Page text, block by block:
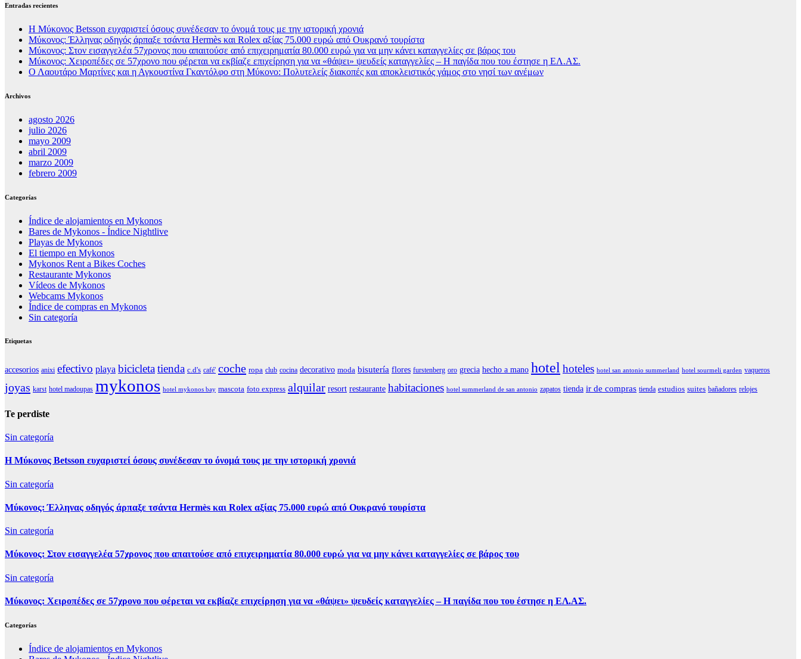
Entradas recientes
Η Μύκονος Betsson ευχαριστεί όσους συνέδεσαν το όνομά τους με την ιστορική χρονιά
Μύκονος: Έλληνας οδηγός άρπαξε τσάντα Hermès και Rolex αξίας 75.000 ευρώ από Ουκρανό τουρίστα
Μύκονος: Στον εισαγγελέα 57χρονος που απαιτούσε από επιχειρηματία 80.000 ευρώ για να μην κάνει καταγγελίες σε βάρος του
Μύκονος: Χειροπέδες σε 57χρονο που φέρεται να εκβίαζε επιχείρηση για να «θάψει» ψευδείς καταγγελίες – Η παγίδα που του έστησε η ΕΛ.ΑΣ.
Ο Λαουτάρο Μαρτίνες και η Αγκουστίνα Γκαντόλφο στη Μύκονο: Πολυτελείς διακοπές και αποκλειστικός γάμος στο νησί των ανέμων
Archivos
agosto 2026
julio 2026
mayo 2009
abril 2009
marzo 2009
febrero 2009
Categorías
Índice de alojamientos en Mykonos
Bares de Mykonos - Índice Nightlive
Playas de Mykonos
El tiempo en Mykonos
Mykonos Rent a Bikes Coches
Restaurante Mykonos
Vídeos de Mykonos
Webcams Mykonos
Índice de compras en Mykonos
Sin categoría
Etiquetas
accesorios anixi efectivo playa bicicletatienda c.d's café' coche ropa club cocina decorativo moda bisutería flores furstenberg oro grecia hecho a mano hotelhoteles hotel san antonio summerland hotel sourmeli garden vaqueros
joyas karst hotel madoupas mykonos hotel mykonos bay mascota foto express alquilar resort restaurante habitaciones hotel summerland de san antonio zapatos tienda ir de compras tienda estudios suites bañadores relojes
Te perdiste
Sin categoría
Η Μύκονος Betsson ευχαριστεί όσους συνέδεσαν το όνομά τους με την ιστορική χρονιά
Sin categoría
Μύκονος: Έλληνας οδηγός άρπαξε τσάντα Hermès και Rolex αξίας 75.000 ευρώ από Ουκρανό τουρίστα
Sin categoría
Μύκονος: Στον εισαγγελέα 57χρονος που απαιτούσε από επιχειρηματία 80.000 ευρώ για να μην κάνει καταγγελίες σε βάρος του
Sin categoría
Μύκονος: Χειροπέδες σε 57χρονο που φέρεται να εκβίαζε επιχείρηση για να «θάψει» ψευδείς καταγγελίες – Η παγίδα που του έστησε η ΕΛ.ΑΣ.
Categorías
Índice de alojamientos en Mykonos